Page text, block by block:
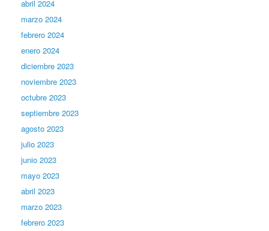
abril 2024
marzo 2024
febrero 2024
enero 2024
diciembre 2023
noviembre 2023
octubre 2023
septiembre 2023
agosto 2023
julio 2023
junio 2023
mayo 2023
abril 2023
marzo 2023
febrero 2023